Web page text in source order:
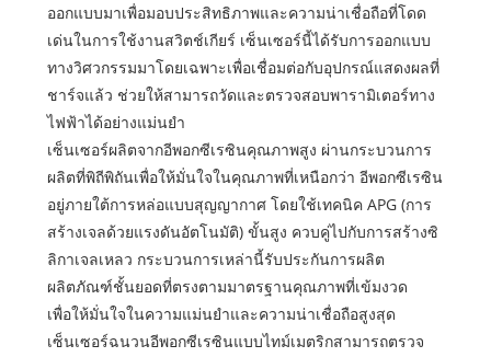
ออกแบบมาเพื่อมอบประสิทธิภาพและความน่าเชื่อถือที่โดด
เด่นในการใช้งานสวิตช์เกียร์ เซ็นเซอร์นี้ได้รับการออกแบบ
ทางวิศวกรรมมาโดยเฉพาะเพื่อเชื่อมต่อกับอุปกรณ์แสดงผลที่
ชาร์จแล้ว ช่วยให้สามารถวัดและตรวจสอบพารามิเตอร์ทาง
ไฟฟ้าได้อย่างแม่นยำ
เซ็นเซอร์ผลิตจากอีพอกซีเรซินคุณภาพสูง ผ่านกระบวนการ
ผลิตที่พิถีพิถันเพื่อให้มั่นใจในคุณภาพที่เหนือกว่า อีพอกซีเรซิน
อยู่ภายใต้การหล่อแบบสุญญากาศ โดยใช้เทคนิค APG (การ
สร้างเจลด้วยแรงดันอัตโนมัติ) ขั้นสูง ควบคู่ไปกับการสร้างซิ
ลิกาเจลเหลว กระบวนการเหล่านี้รับประกันการผลิต
ผลิตภัณฑ์ชั้นยอดที่ตรงตามมาตรฐานคุณภาพที่เข้มงวด
เพื่อให้มั่นใจในความแม่นยำและความน่าเชื่อถือสูงสุด
เซ็นเซอร์ฉนวนอีพอกซีเรซินแบบไทม์เมตริกสามารถตรวจ